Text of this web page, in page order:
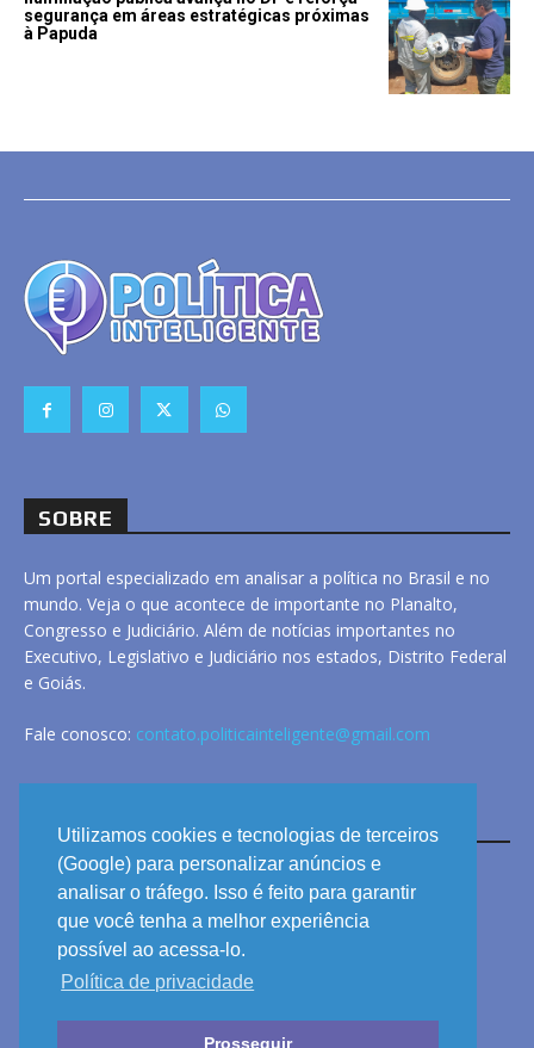
Utilizamos cookies e tecnologias de terceiros
(Google) para personalizar anúncios e
analisar o tráfego. Isso é feito para garantir
que você tenha a melhor experiência
possível ao acessa-lo.
Política de privacidade
Prosseguir
segurança em áreas estratégicas próximas
à Papuda
SOBRE
Um portal especializado em analisar a política no Brasil e no
mundo. Veja o que acontece de importante no Planalto,
Congresso e Judiciário. Além de notícias importantes no
Executivo, Legislativo e Judiciário nos estados, Distrito Federal
e Goiás.
Fale conosco: contato.politicainteligente@gmail.com
LINKS
ANUNCIE
PRIVACIDADE
CONTATO